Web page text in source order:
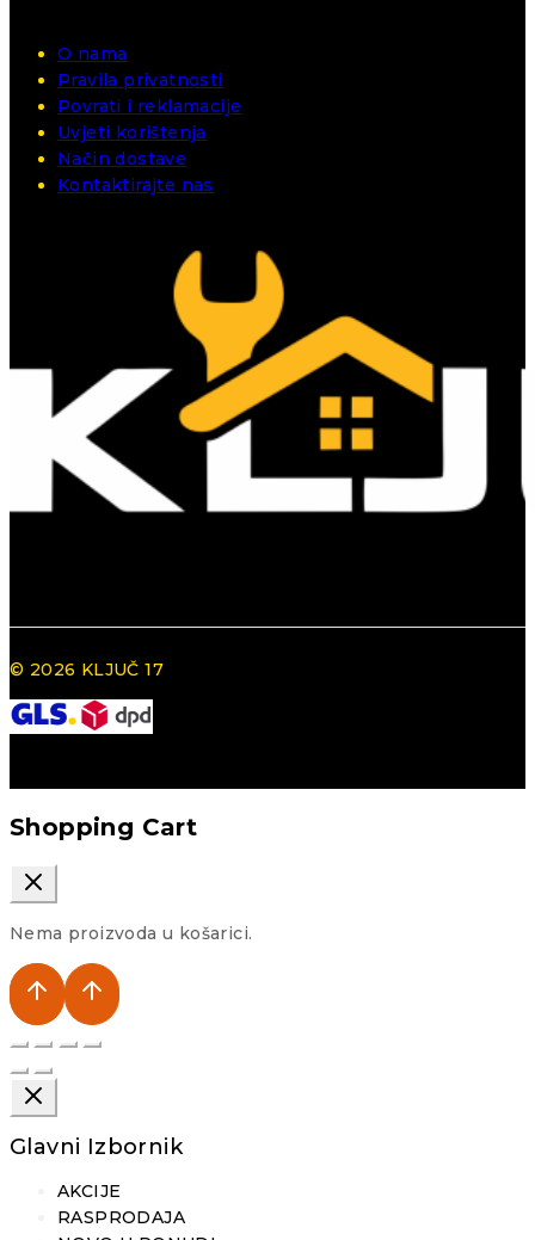
O nama
Pravila privatnosti
Povrati i reklamacije
Uvjeti korištenja
Način dostave
Kontaktirajte nas
© 2026 KLJUČ 17
Shopping Cart
Nema proizvoda u košarici.
Glavni Izbornik
AKCIJE
RASPRODAJA